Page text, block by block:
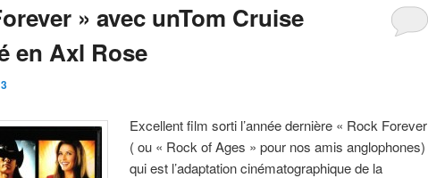
» avec unTom Cruise
en Axl Rose
Excellent film sorti l’année dernière « Rock Forever
( ou « Rock of Ages » pour nos amis anglophones)
qui est l’adaptation cinématographique de la